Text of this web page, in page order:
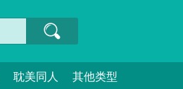
耽美同人 其他类型